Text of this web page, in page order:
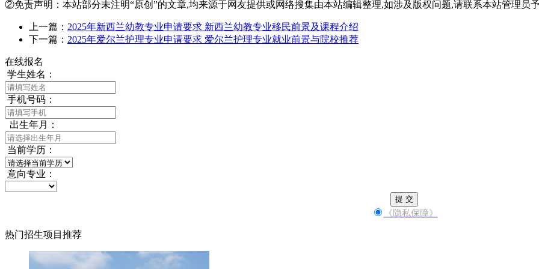
②免责声明：本站部分未注明“原创”的文章,均来源于网友提供或网络搜集由本站编辑整理,如涉及版权问题,请联系本站管理员
上一篇： 2025年新西兰幼教专业申请要求 新西兰幼教专业移民前景及课程介绍
下一篇： 2025年爱尔兰护理专业申请要求 爱尔兰护理专业就业前景与院校推荐
在线报名
学生姓名：
手机号码：
出生年月：
当前学历：
意向专业：
提 交
《隐私保障》
热门招生项目推荐